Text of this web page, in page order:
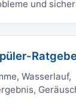
und
Wasserlauf,